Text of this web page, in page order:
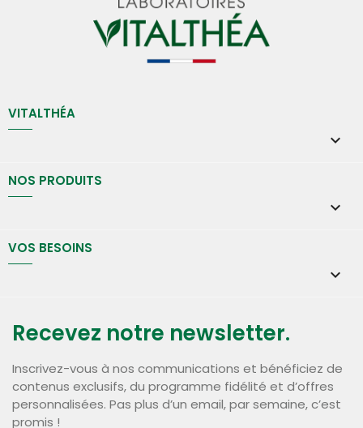
VITALTHÉA

NOS PRODUITS

VOS BESOINS

Recevez notre newsletter.
Inscrivez-vous à nos communications et bénéficiez de
contenus exclusifs, du programme fidélité et d’offres
personnalisées. Pas plus d’un email, par semaine, c’est
promis !